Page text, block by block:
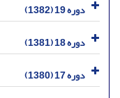
دوره 19 (1382)
دوره 18 (1381)
دوره 17 (1380)